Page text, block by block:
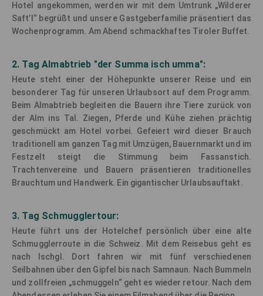
Hotel angekommen, werden wir mit dem Umtrunk „Wilderer
Saft’l“ begrüßt und unsere Gastgeberfamilie präsentiert das
Wochenprogramm. Am Abend schmackhaftes Tiroler Buffet.
2. Tag Almabtrieb "der Summa isch umma":
Heute steht einer der Höhepunkte unserer Reise und ein
besonderer Tag für unseren Urlaubsort auf dem Programm.
Beim Almabtrieb begleiten die Bauern ihre Tiere zurück von
der Alm ins Tal. Ziegen, Pferde und Kühe ziehen prächtig
geschmückt am Hotel vorbei. Gefeiert wird dieser Brauch
traditionell am ganzen Tag mit Umzügen, Bauernmarkt und im
Festzelt steigt die Stimmung beim Fassanstich.
Trachtenvereine und Bauern präsentieren traditionelles
Brauchtum und Handwerk. Ein gigantischer Urlaubsauftakt.
3. Tag Schmugglertour:
Heute führt uns der Hotelchef persönlich über eine alte
Schmugglerroute in die Schweiz. Mit dem Reisebus geht es
nach Ischgl. Dort fahren wir mit fünf verschiedenen
Seilbahnen über den Gipfel bis nach Samnaun. Nach Bummeln
und zollfreien „schmuggeln“ geht es wieder retour. Nach dem